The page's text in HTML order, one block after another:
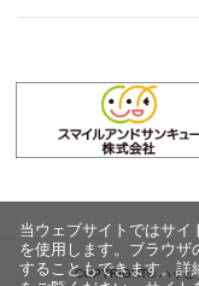
当ウェブサイトではサイ
を使用します。ブラウザ
することもできます。詳
COPYRIGHT© ハッピ